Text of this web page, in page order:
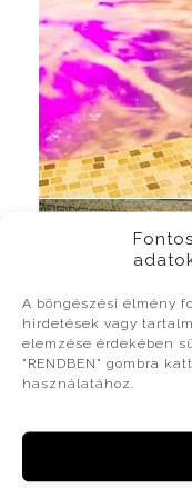
A böngészési élmény
hirdetések vagy
elemzése érdekében
"RENDBEN" gombra
használatához.